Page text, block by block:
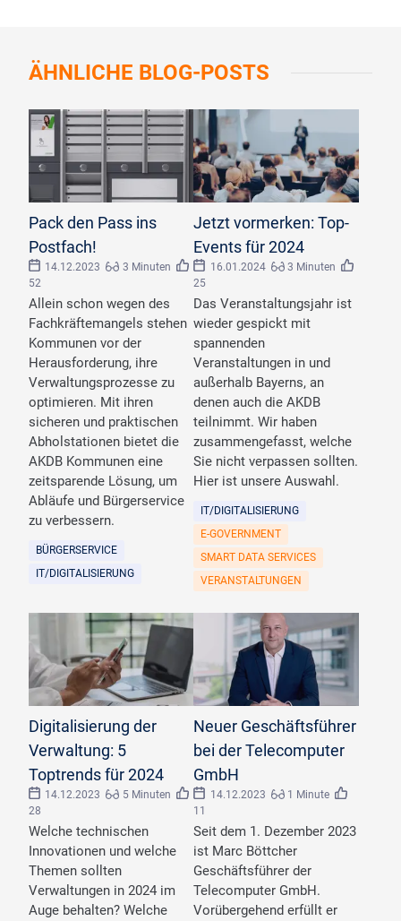
ÄHNLICHE BLOG-POSTS
Pack den Pass ins
Postfach!
14.12.2023
3 Minuten
52
Allein schon wegen des
Fachkräftemangels stehen
Kommunen vor der
Herausforderung, ihre
Verwaltungsprozesse zu
optimieren. Mit ihren
sicheren und praktischen
Abholstationen bietet die
AKDB Kommunen eine
zeitsparende Lösung, um
Abläufe und Bürgerservice
zu verbessern.
BÜRGERSERVICE
IT/DIGITALISIERUNG
Jetzt vormerken: Top-
Events für 2024
16.01.2024
3 Minuten
25
Das Veranstaltungsjahr ist
wieder gespickt mit
spannenden
Veranstaltungen in und
außerhalb Bayerns, an
denen auch die AKDB
teilnimmt. Wir haben
zusammengefasst, welche
Sie nicht verpassen sollten.
Hier ist unsere Auswahl.
IT/DIGITALISIERUNG
E-GOVERNMENT
SMART DATA SERVICES
VERANSTALTUNGEN
Digitalisierung der
Verwaltung: 5
Toptrends für 2024
14.12.2023
5 Minuten
28
Welche technischen
Innovationen und welche
Themen sollten
Verwaltungen in 2024 im
Auge behalten? Welche
Neuer Geschäftsführer
bei der Telecomputer
GmbH
14.12.2023
1 Minute
11
Seit dem 1. Dezember 2023
ist Marc Böttcher
Geschäftsführer der
Telecomputer GmbH.
Vorübergehend erfüllt er